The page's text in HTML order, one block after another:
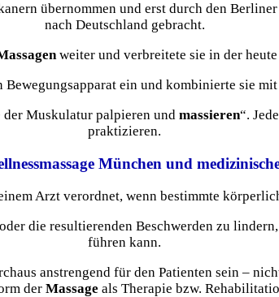
übernommen und erst durch den
nach Deutschland gebracht.
weiter und verbreitete sie in der
ein und kombinierte sie
Muskulatur palpieren und massieren“.
praktizieren.
München und
Arzt verordnet, wenn bestimmte
die resultierenden Beschwerden zu
führen kann.
anstrengend für den Patienten sein –
der Massage als Therapie bzw.